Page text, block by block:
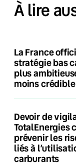
À lire
La France
stratégie bas
plus
moins crédible
Devoir de
TotalEnergies
prévenir les
liés à
carburants